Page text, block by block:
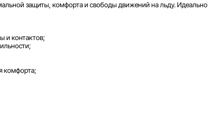
защиты, комфорта и свободы движений на льду.
и контактов;
комфорта;